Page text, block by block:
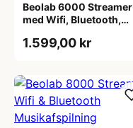
Beolab 6000 Streamer
med Wifi, Bluetooth,
1.599,00 kr